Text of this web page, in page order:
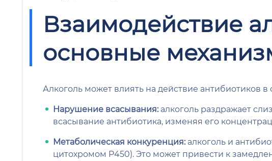
Взаимодействие
основные
Алкоголь может влиять на действие антибиотиков
Нарушение всасывания:алкоголь раздражает
всасывание антибиотика, изменяя его
Метаболическая конкуренция:алкоголь и
цитохромом P450). Это может привести к